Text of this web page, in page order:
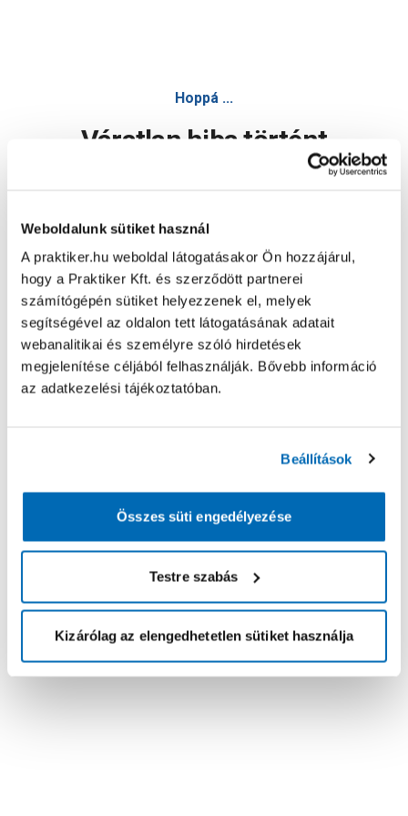
Weboldalunk sütiket használ
A praktiker.hu weboldal látogatásakor Ön hozzájárul,
hogy a Praktiker Kft. és szerződött partnerei
számítógépén sütiket helyezzenek el, melyek
segítségével az oldalon tett látogatásának adatait
webanalitikai és személyre szóló hirdetések
megjelenítése céljából felhasználják. Bővebb információ
az adatkezelési tájékoztatóban.
Beállítások
Összes süti engedélyezése
Testre szabás
Kizárólag az elengedhetetlen sütiket használja
Hoppá ...
Váratlan hiba történt
Oldal újratöltése